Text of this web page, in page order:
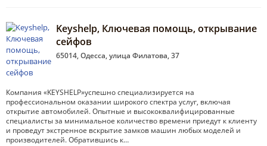
Keyshelp, Ключевая помощь, открывание
сейфов
65014, Одесса, улица Филатова, 37
Компания «KEYSHELP»успешно специализируется на
профессиональном оказании широкого спектра услуг, включая
открытие автомобилей. Опытные и высококвалифицированные
специалисты за минимальное количество времени приедут к клиенту
и проведут экстренное вскрытие замков машин любых моделей и
производителей. Обратившись к…